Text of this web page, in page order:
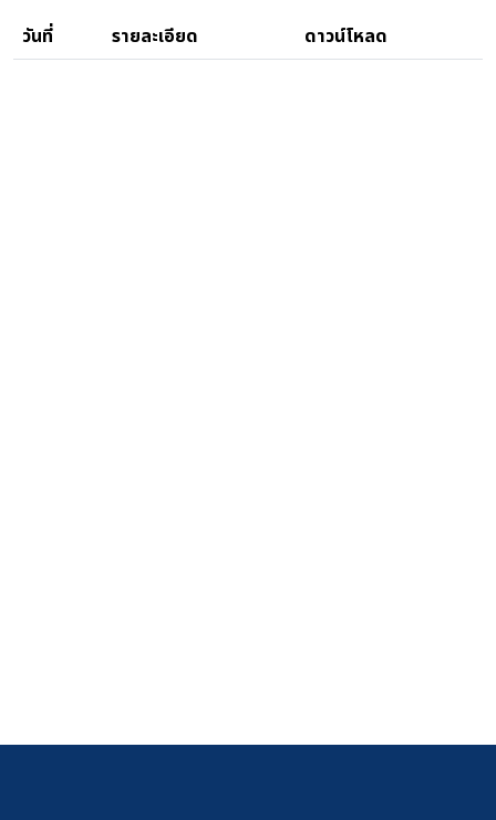
วันที่ รายละเอียด ดาวน์โหลด